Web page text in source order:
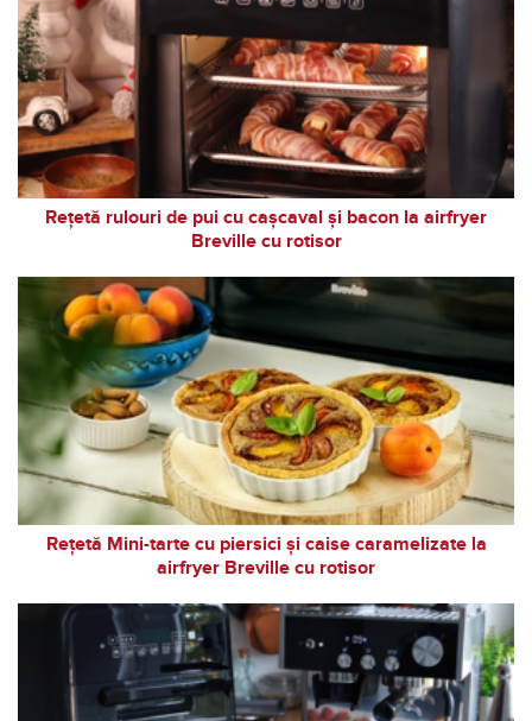
Rețetă rulouri de pui cu cașcaval și bacon la airfryer
Breville cu rotisor
Rețetă Mini-tarte cu piersici și caise caramelizate la
airfryer Breville cu rotisor